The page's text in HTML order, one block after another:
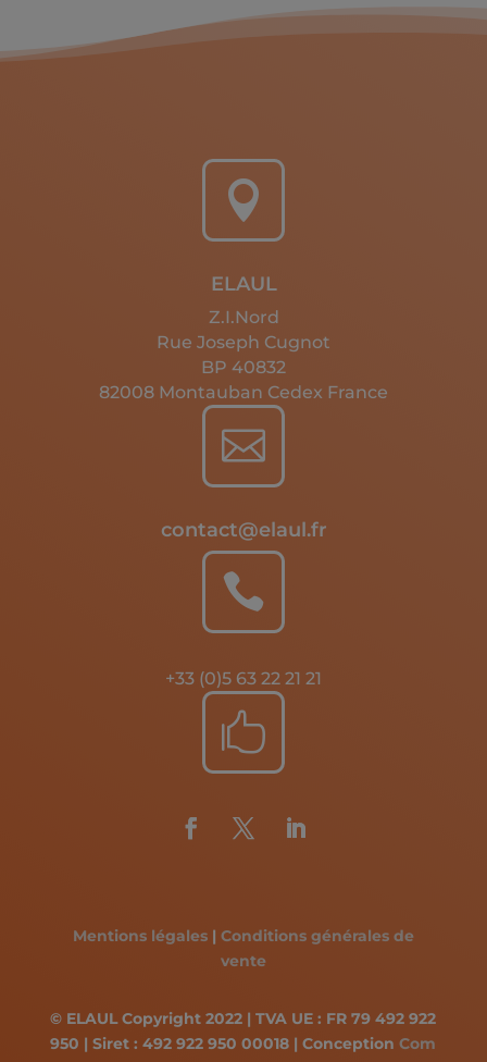

ELAUL
Z.I.Nord
Rue Joseph Cugnot
BP 40832
82008 Montauban Cedex France

contact@elaul.fr

+33 (0)5 63 22 21 21

Mentions légales| Conditions générales de
vente
© ELAUL Copyright 2022 | TVA UE : FR 79 492 922
950 | Siret : 492 922 950 00018 | ConceptionCom